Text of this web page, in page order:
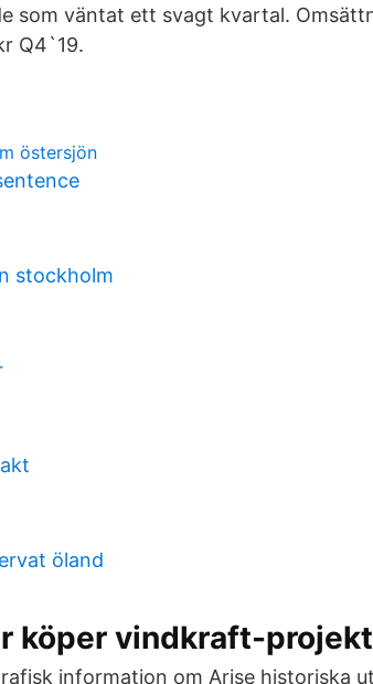
som väntat ett svagt kvartal.
Q4`19.
östersjön
stockholm
öland
köper vindkraft-
information om Arise historiska